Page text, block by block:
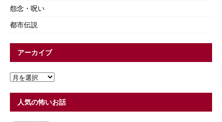
怨念・呪い
都市伝説
アーカイブ
人気の怖いお話